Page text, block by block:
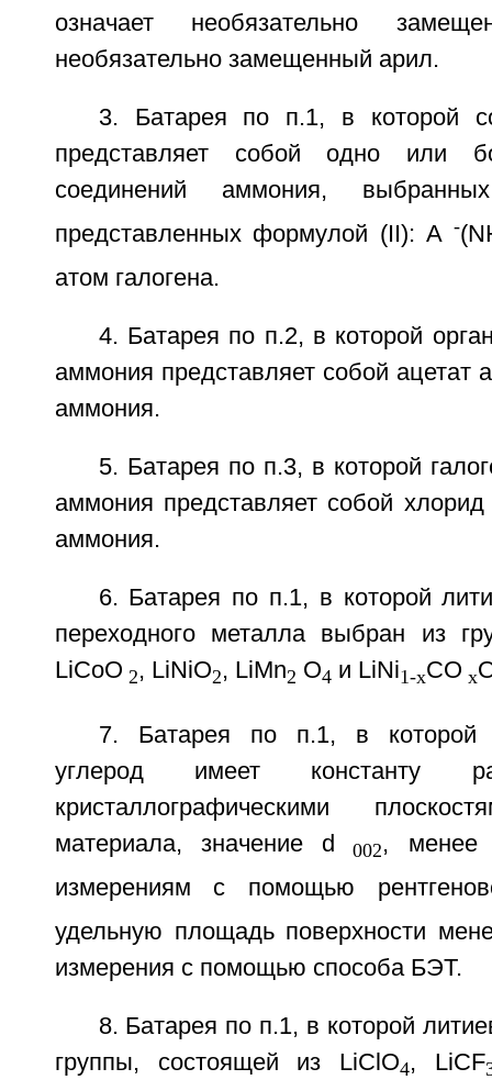
означает необязательно
необязательно замещенный арил.
3. Батарея по п.1, в которой
представляет собой одно или
соединений аммония,
представленных формулой (II): A -
атом галогена.
4. Батарея по п.2, в которой
аммония представляет собой ацетат
аммония.
5. Батарея по п.3, в которой
аммония представляет собой
аммония.
6. Батарея по п.1, в которой
переходного металла выбран из
LiCoO 2, LiNiO2, LiMn2 O4 и LiNi1-xCO x
7. Батарея по п.1, в которой
углерод имеет константу
кристаллографическими
материала, значение d
002, менее
измерениям с помощью
удельную площадь поверхности
измерения с помощью способа БЭТ.
8. Батарея по п.1, в которой
группы, состоящей из LiClO4, LiCF